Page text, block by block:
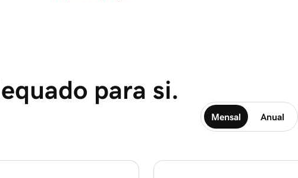
para si.
Mensal Anual